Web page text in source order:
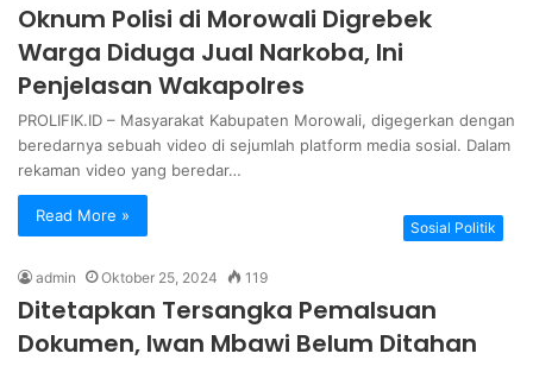
Oknum Polisi di Morowali Digrebek
Warga Diduga Jual Narkoba, Ini
Penjelasan Wakapolres
PROLIFIK.ID – Masyarakat Kabupaten Morowali, digegerkan dengan
beredarnya sebuah video di sejumlah platform media sosial. Dalam
rekaman video yang beredar…
Read More »
Sosial Politik
admin Oktober 25, 2024 119
Ditetapkan Tersangka Pemalsuan
Dokumen, Iwan Mbawi Belum Ditahan